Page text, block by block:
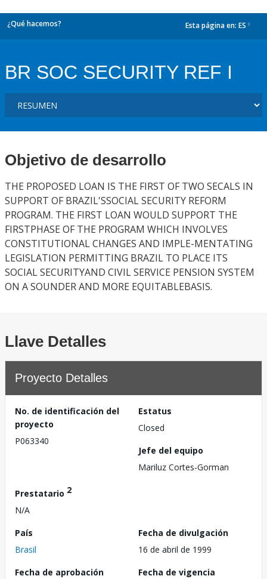
¿Qué hacemos? Esta página en: ES
BR SOC SECURITY REF I
Objetivo de desarrollo
THE PROPOSED LOAN IS THE FIRST OF TWO SECALS IN
SUPPORT OF BRAZIL'SSOCIAL SECURITY REFORM
PROGRAM. THE FIRST LOAN WOULD SUPPORT THE
FIRSTPHASE OF THE PROGRAM WHICH INVOLVES
CONSTITUTIONAL CHANGES AND IMPLE-MENTATING
LEGISLATION PERMITTING BRAZIL TO PLACE ITS
SOCIAL SECURITYAND CIVIL SERVICE PENSION SYSTEM
ON A SOUNDER AND MORE EQUITABLEBASIS.
Llave Detalles
Proyecto Detalles
No. de identificación del
proyecto
P063340
Estatus
Closed
Jefe del equipo
Mariluz Cortes-Gorman
Prestatario 2
N/A
País
Brasil
Fecha de divulgación
16 de abril de 1999
Fecha de aprobación
Fecha de vigencia